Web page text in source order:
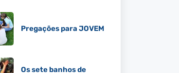
Pregações para JOVEM
Os sete banhos de